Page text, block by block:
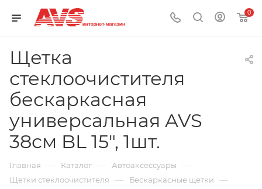
0
Щетка
стеклоочистителя
бескаркасная
универсальная AVS
38см BL 15", 1шт.
Главная — Каталог — Автоаксессуары —
Щетки стеклоочистителя — Бескаркасные щетки —